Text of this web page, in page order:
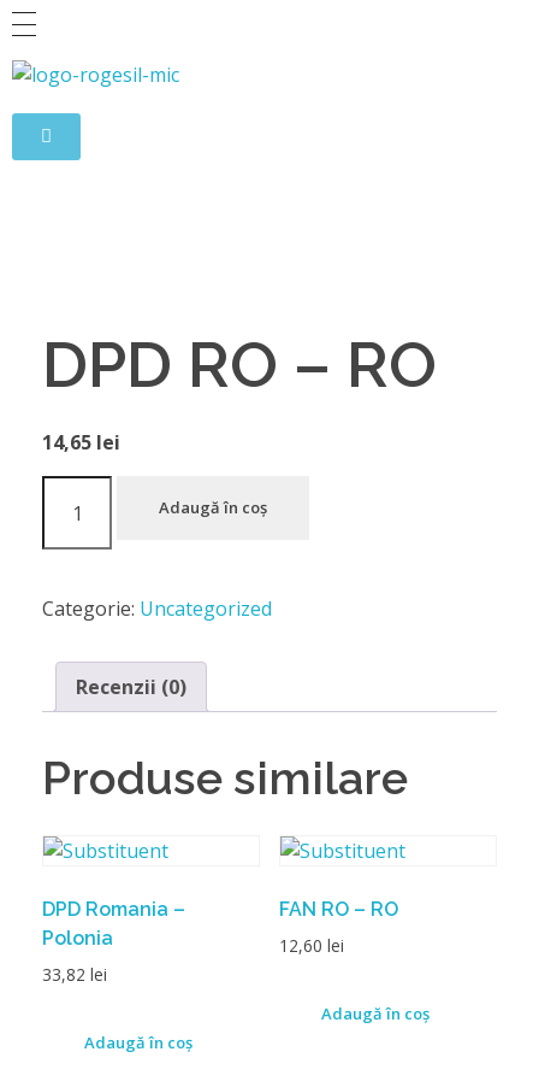
DPD RO – RO
14,65 lei
Adaugă în coș
Categorie: Uncategorized
Recenzii (0)
Produse similare
DPD Romania –
Polonia
33,82 lei
Adaugă în coș
FAN RO – RO
12,60 lei
Adaugă în coș